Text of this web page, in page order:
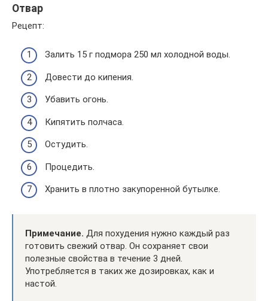
Отвар
Рецепт:
Залить 15 г подмора 250 мл холодной воды.
Довести до кипения.
Убавить огонь.
Кипятить полчаса.
Остудить.
Процедить.
Хранить в плотно закупоренной бутылке.
Примечание. Для похудения нужно каждый раз
готовить свежий отвар. Он сохраняет свои
полезные свойства в течение 3 дней.
Употребляется в таких же дозировках, как и
настой.